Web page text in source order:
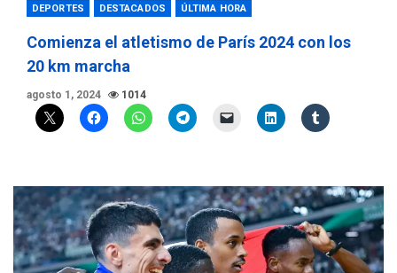
DEPORTES DESTACADOS ÚLTIMA HORA
Comienza el atletismo de París 2024 con los
20 km marcha
agosto 1, 2024 1014